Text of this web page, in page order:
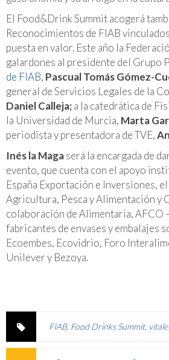
El Food&Drink Summit acogerá
Reconocimientos de FIAB
puesta en valor. Este año la
galardones al presidente del Grupo
de FIAB, Pascual Tomás Gómez-
general de Servicios Legales de la
Daniel Calleja;a la catedrática de
la Universidad de Murcia, Marta
periodista y presentadora de TVE,
Inés la Magaserá la encargada de
evento, que cuenta con el apoyo
España Exportación e Inversiones,
Agricultura, Pesca y Alimentación y
colaboración de Alimentaria, AFCO
fabricantes de envases y embalajes
Ecoembes, Ecovidrio, Foro
Unilever y Bezoya.
FIAB, Food Drinks Summit,